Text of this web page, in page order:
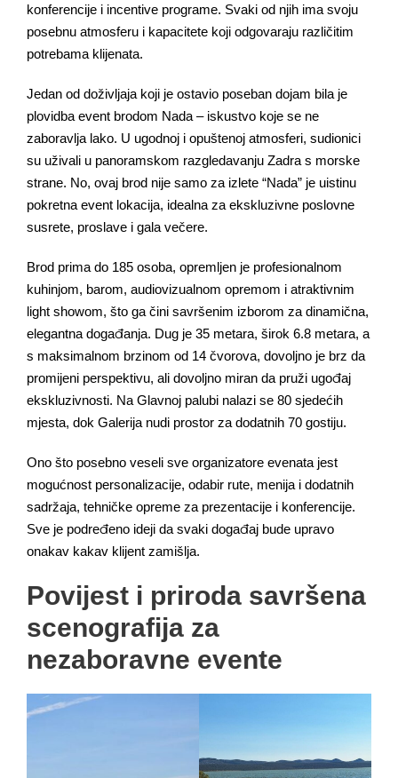
konferencije i incentive programe. Svaki od njih ima svoju
posebnu atmosferu i kapacitete koji odgovaraju različitim
potrebama klijenata.
Jedan od doživljaja koji je ostavio poseban dojam bila je
plovidba event brodom Nada – iskustvo koje se ne
zaboravlja lako. U ugodnoj i opuštenoj atmosferi, sudionici
su uživali u panoramskom razgledavanju Zadra s morske
strane. No, ovaj brod nije samo za izlete “Nada” je uistinu
pokretna event lokacija, idealna za ekskluzivne poslovne
susrete, proslave i gala večere.
Brod prima do 185 osoba, opremljen je profesionalnom
kuhinjom, barom, audiovizualnom opremom i atraktivnim
light showom, što ga čini savršenim izborom za dinamična,
elegantna događanja. Dug je 35 metara, širok 6.8 metara, a
s maksimalnom brzinom od 14 čvorova, dovoljno je brz da
promijeni perspektivu, ali dovoljno miran da pruži ugođaj
ekskluzivnosti. Na Glavnoj palubi nalazi se 80 sjedećih
mjesta, dok Galerija nudi prostor za dodatnih 70 gostiju.
Ono što posebno veseli sve organizatore evenata jest
mogućnost personalizacije, odabir rute, menija i dodatnih
sadržaja, tehničke opreme za prezentacije i konferencije.
Sve je podređeno ideji da svaki događaj bude upravo
onakav kakav klijent zamišlja.
Povijest i priroda savršena
scenografija za
nezaboravne evente